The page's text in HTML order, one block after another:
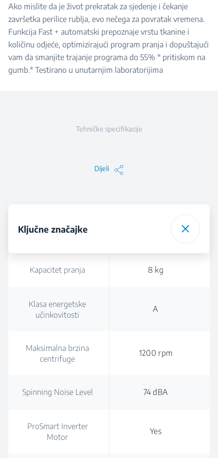
Ako mislite da je život prekratak za sjedenje i čekanje
završetka perilice rublja, evo nečega za povratak vremena.
Funkcija Fast + automatski prepoznaje vrstu tkanine i
količinu odjeće, optimizirajući program pranja i dopuštajući
vam da smanjite trajanje programa do 55% * pritiskom na
gumb.* Testirano u unutarnjim laboratorijima
Tehničke specifikacije
Dijeli
Ključne značajke
Kapacitet pranja 8 kg
Klasa energetske
učinkovitosti
A
Maksimalna brzina
centrifuge
1200 rpm
Spinning Noise Level 74 dBA
ProSmart Inverter
Motor
Yes